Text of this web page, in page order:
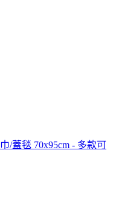
/蓋毯 70x95cm - 多款可